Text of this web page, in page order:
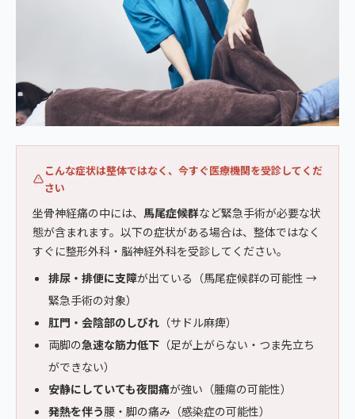
こんな症状は整体ではなく、今すぐ医療機関を受診してくだ
さい
坐骨神経痛の中には、 馬尾症候群など緊急手術が必要な状
態が含まれます。以下の症状がある場合は、整体ではなく
すぐに整形外科・脳神経外科を受診してください。
排尿・排便に支障が出ている（馬尾症候群の可能性 →
緊急手術の対象）
肛門・会陰部のしびれ （サドル麻痺）
両脚の急速な筋力低下 （足が上がらない・つま先立ち
ができない）
安静にしていても夜間痛が強い（腫瘍の可能性）
発熱を伴う腰・脚の痛み（感染症の可能性）